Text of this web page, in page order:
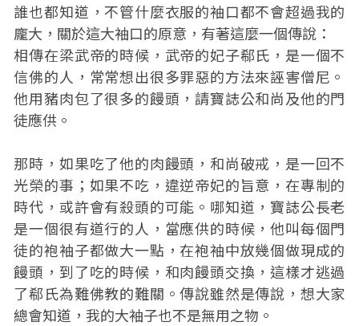
誰也都知道，不管什麼衣服的袖口都不會超過我的
龐大，關於這大袖口的原意，有著這麼一個傳說：
相傳在梁武帝的時候，武帝的妃子郗氏，是一個不
信佛的人，常常想出很多罪惡的方法來誣害僧尼。
他用豬肉包了很多的饅頭，請寶誌公和尚及他的門
徒應供。
那時，如果吃了他的肉饅頭，和尚破戒，是一回不
光榮的事；如果不吃，違逆帝妃的旨意，在專制的
時代，或許會有殺頭的可能。哪知道，寶誌公長老
是一個很有道行的人，當應供的時候，他叫每個門
徒的袍袖子都做大一點，在袍袖中放幾個做現成的
饅頭，到了吃的時候，和肉饅頭交換，這樣才逃過
了郗氏為難佛教的難關。傳說雖然是傳說，想大家
總會知道，我的大袖子也不是無用之物。